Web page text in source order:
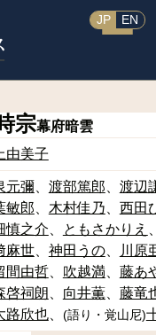
JP EN
宗幕府暗雲
由美子
元彌 渡部篤郎
渡辺
敏郎
木村佳乃
西田
慎之介
ともさかりえ
麻世
神田うの
川原
間由哲
吹越満
藤あ
啓祠朗
向井薫
藤竜
路欣也
(語り・覚山尼)